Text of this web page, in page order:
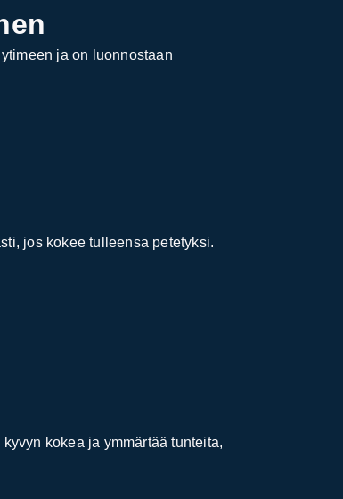
ja on luonnostaan
jos kokee tulleensa petetyksi.
kokea ja ymmärtää tunteita,